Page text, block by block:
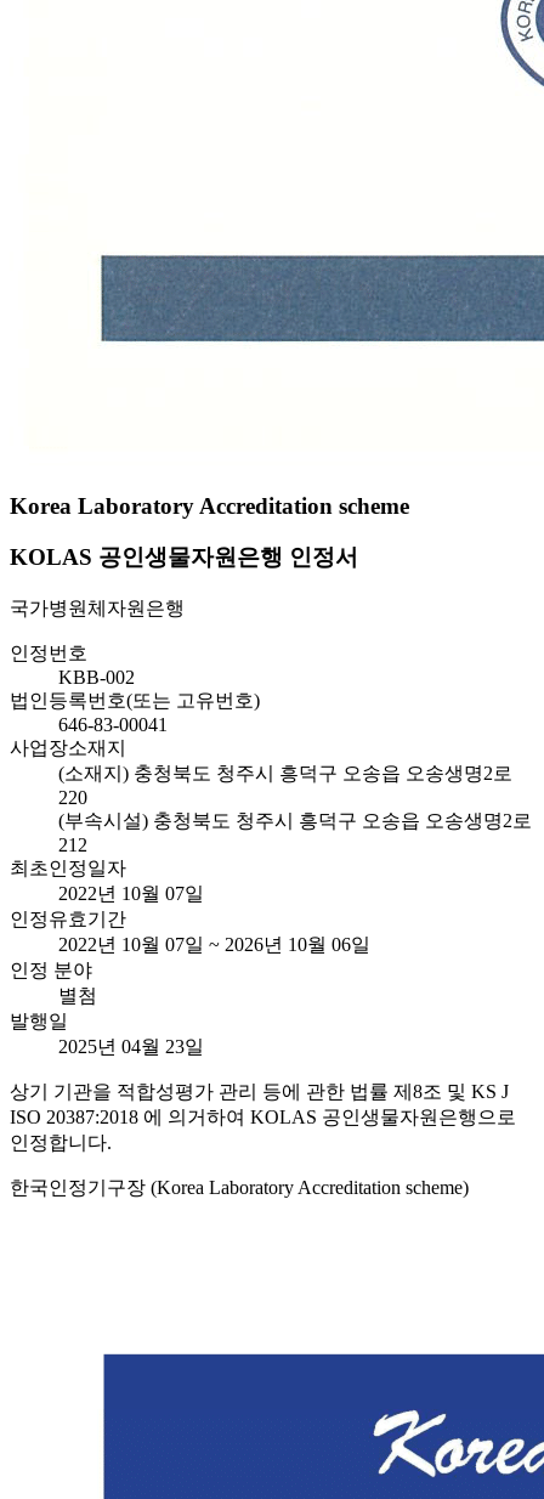
Korea Laboratory Accreditation scheme
KOLAS 공인생물자원은행 인정서
국가병원체자원은행
인정번호
KBB-002
법인등록번호(또는 고유번호)
646-83-00041
사업장소재지
(소재지) 충청북도 청주시 흥덕구 오송읍 오송생명2로
220
(부속시설) 충청북도 청주시 흥덕구 오송읍 오송생명2로
212
최초인정일자
2022년 10월 07일
인정유효기간
2022년 10월 07일 ~ 2026년 10월 06일
인정 분야
별첨
발행일
2025년 04월 23일
상기 기관을 적합성평가 관리 등에 관한 법률 제8조 및 KS J
ISO 20387:2018 에 의거하여 KOLAS 공인생물자원은행으로
인정합니다.
한국인정기구장 (Korea Laboratory Accreditation scheme)